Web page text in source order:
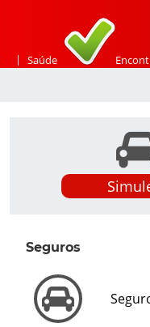
| Saúde
Seguros